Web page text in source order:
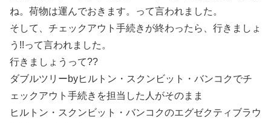
ね。荷物は運んでおきます。って言われました。
そして、チェックアウト手続きが終わったら、行きましょ
う!!って言われました。
行きましょうって??
ダブルツリーbyヒルトン・スクンビット・バンコクでチ
ェックアウト手続きを担当した人がそのまま
ヒルトン・スクンビット・バンコクのエグゼクティブラウ